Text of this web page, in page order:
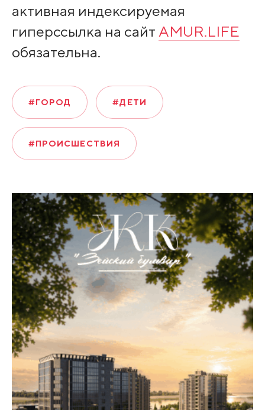
активная индексируемая
гиперссылка на сайт AMUR.LIFE
обязательна.
#ГОРОД #ДЕТИ
#ПРОИСШЕСТВИЯ